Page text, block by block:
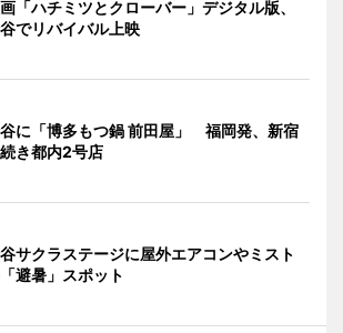
「ハチミツとクローバー」デジタル版、
でリバイバル上映
に「博多もつ鍋 前田屋」 福岡発、新宿
き都内2号店
サクラステージに屋外エアコンやミスト
避暑」スポット